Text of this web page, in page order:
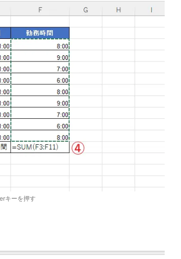
キーを押す